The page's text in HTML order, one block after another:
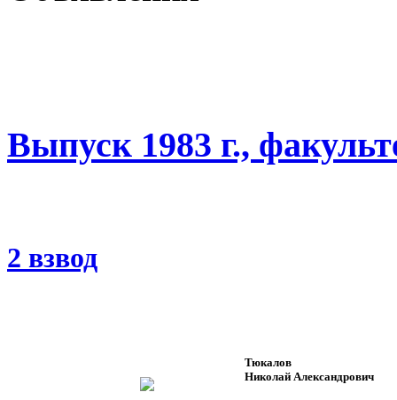
Выпуск 1983 г.,
2 взвод
Тюкалов
Николай Александрович